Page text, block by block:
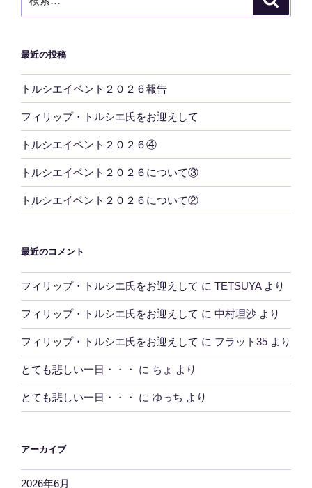
索:
最近の投稿
トルシエイベント２０２６報告
フィリップ・トルシエ氏をお迎えして
トルシエイベント２０２６④
トルシエイベント２０２６について③
トルシエイベント２０２６について②
最近のコメント
フィリップ・トルシエ氏をお迎えして に TETSUYAより
フィリップ・トルシエ氏をお迎えして に 中村理沙 より
フィリップ・トルシエ氏をお迎えして に フラット35 より
とても悲しい一日・・・ に ちょ より
とても悲しい一日・・・ に ゆっち より
アーカイブ
2026年6月